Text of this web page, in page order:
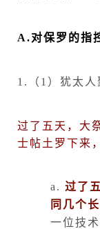
A.对保罗的指
1. （ 1 ）犹太人
过了五天，大
士帖土罗下来
a. 过了
同几个
一位技